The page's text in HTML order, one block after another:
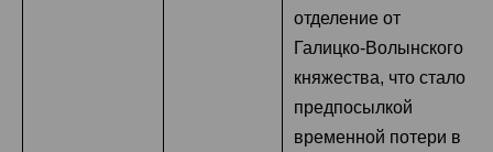
отделение от
Галицко-Волынского
княжества, что стало
предпосылкой
временной потери в